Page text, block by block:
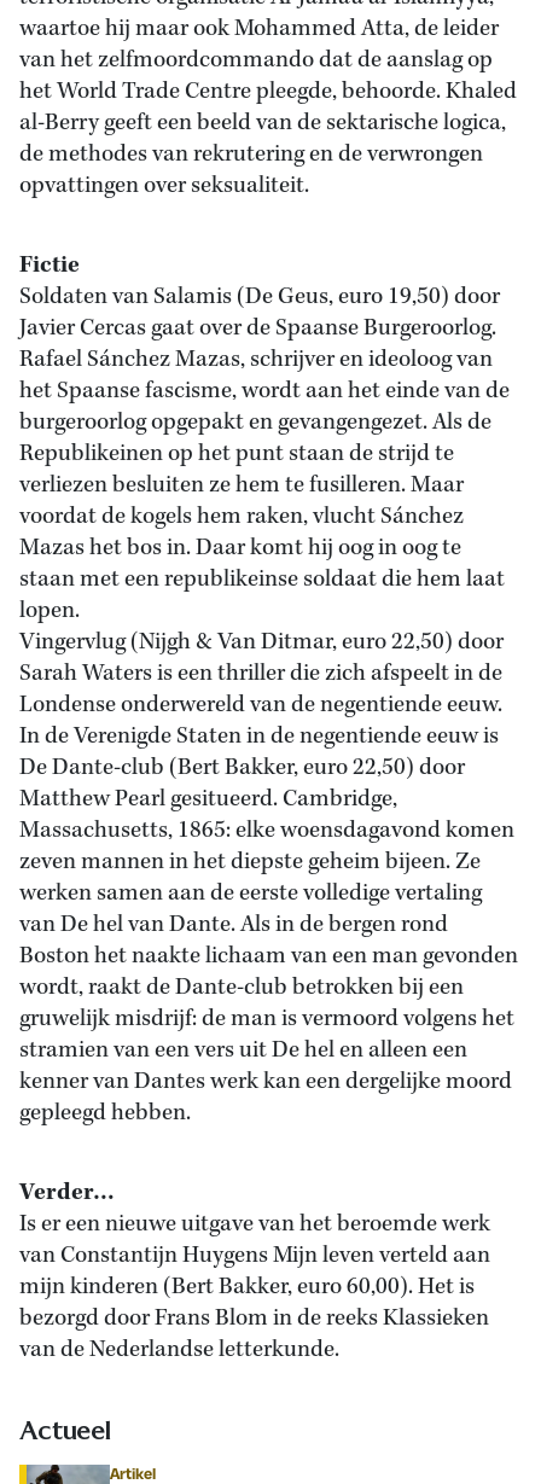
waartoe hij maar ook Mohammed Atta, de leider
van het zelfmoordcommando dat de aanslag op
het World Trade Centre pleegde, behoorde. Khaled
al-Berry geeft een beeld van de sektarische logica,
de methodes van rekrutering en de verwrongen
opvattingen over seksualiteit.
Fictie
Soldaten van Salamis (De Geus, euro 19,50) door
Javier Cercas gaat over de Spaanse Burgeroorlog.
Rafael Sánchez Mazas, schrijver en ideoloog van
het Spaanse fascisme, wordt aan het einde van de
burgeroorlog opgepakt en gevangengezet. Als de
Republikeinen op het punt staan de strijd te
verliezen besluiten ze hem te fusilleren. Maar
voordat de kogels hem raken, vlucht Sánchez
Mazas het bos in. Daar komt hij oog in oog te
staan met een republikeinse soldaat die hem laat
lopen.
Vingervlug (Nijgh & Van Ditmar, euro 22,50) door
Sarah Waters is een thriller die zich afspeelt in de
Londense onderwereld van de negentiende eeuw.
In de Verenigde Staten in de negentiende eeuw is
De Dante-club (Bert Bakker, euro 22,50) door
Matthew Pearl gesitueerd. Cambridge,
Massachusetts, 1865: elke woensdagavond komen
zeven mannen in het diepste geheim bijeen. Ze
werken samen aan de eerste volledige vertaling
van De hel van Dante. Als in de bergen rond
Boston het naakte lichaam van een man gevonden
wordt, raakt de Dante-club betrokken bij een
gruwelijk misdrijf: de man is vermoord volgens het
stramien van een vers uit De hel en alleen een
kenner van Dantes werk kan een dergelijke moord
gepleegd hebben.
Verder…
Is er een nieuwe uitgave van het beroemde werk
van Constantijn Huygens Mijn leven verteld aan
mijn kinderen (Bert Bakker, euro 60,00). Het is
bezorgd door Frans Blom in de reeks Klassieken
van de Nederlandse letterkunde.
Actueel
Artikel